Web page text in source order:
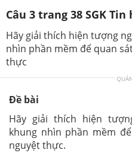
Câu 3 trang 38 SGK Tin
Hãy giải thích hiện tượng
nhìn phần mềm để quan
thực
Đề bài
Hãy giải thích hiện
khung nhìn phần mềm
nguyệt thực.